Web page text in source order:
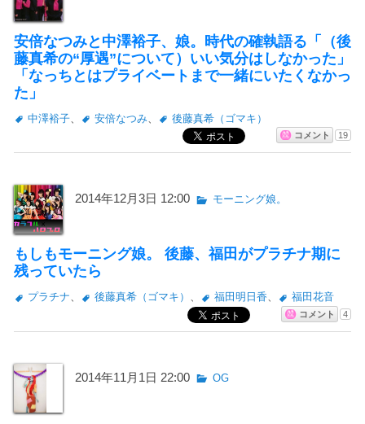
安倍なつみと中澤裕子、娘。時代の確執語る「（後
藤真希の“厚遇”について）いい気分はしなかった」
「なっちとはプライベートまで一緒にいたくなかっ
た」
中澤裕子、 安倍なつみ、 後藤真希（ゴマキ）
コメント 19
2014年12月3日 12:00 モーニング娘。
もしもモーニング娘。 後藤、福田がプラチナ期に
残っていたら
プラチナ、 後藤真希（ゴマキ） 、 福田明日香、 福田花音
コメント 4
2014年11月1日 22:00 OG